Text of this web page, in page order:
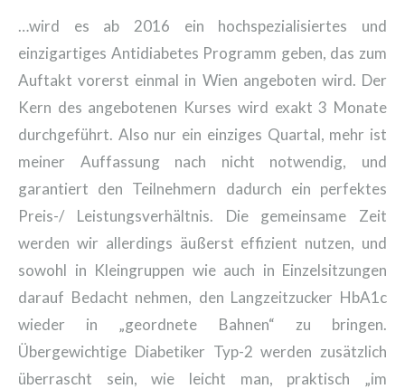
…wird es ab 2016 ein hochspezialisiertes und
einzigartiges Antidiabetes Programm geben, das zum
Auftakt vorerst einmal in Wien angeboten wird. Der
Kern des angebotenen Kurses wird exakt 3 Monate
durchgeführt. Also nur ein einziges Quartal, mehr ist
meiner Auffassung nach nicht notwendig, und
garantiert den Teilnehmern dadurch ein perfektes
Preis-/ Leistungsverhältnis. Die gemeinsame Zeit
werden wir allerdings äußerst effizient nutzen, und
sowohl in Kleingruppen wie auch in Einzelsitzungen
darauf Bedacht nehmen, den Langzeitzucker HbA1c
wieder in „geordnete Bahnen“ zu bringen.
Übergewichtige Diabetiker Typ-2 werden zusätzlich
überrascht sein, wie leicht man, praktisch „im